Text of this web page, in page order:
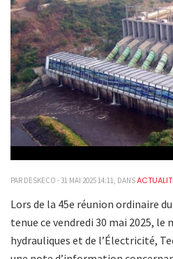
PAR DESKECO - 31 MAI 2025 14:11, DANS
Lors de la 45e réunion ordinaire
tenue ce vendredi 30 mai 2025, le
hydrauliques et de l’Électricité,